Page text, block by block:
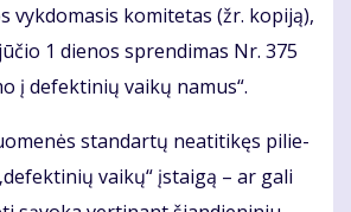
vyk­do­ma­sis ko­mi­te­tas (žr. ko­pi­ją),
1 die­nos spren­di­mas Nr. 375
į de­fek­ti­nių vai­kų na­mus“.
stan­dar­tų ne­ati­ti­kęs pi­lie­
vai­kų“ įstai­gą – ar ga­li